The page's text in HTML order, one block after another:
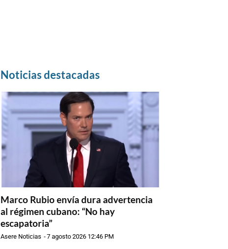
Noticias destacadas
Marco Rubio envía dura advertencia
al régimen cubano: “No hay
escapatoria”
Asere Noticias -7 agosto 2026 12:46 PM